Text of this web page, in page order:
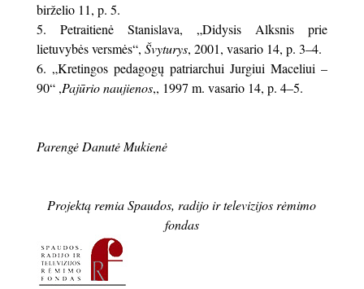
birželio 11, p. 5.
5. Petraitienė Stanislava, „Didysis Alksnis prie
lietuvybės versmės“, Švyturys, 2001, vasario 14, p. 3–4.
6. „Kretingos pedagogų patriarchui Jurgiui Maceliui –
90“ ,Pajūrio naujienos,, 1997 m. vasario 14, p. 4–5.
Parengė Danutė Mukienė
Projektą remia Spaudos, radijo ir televizijos rėmimo
fondas